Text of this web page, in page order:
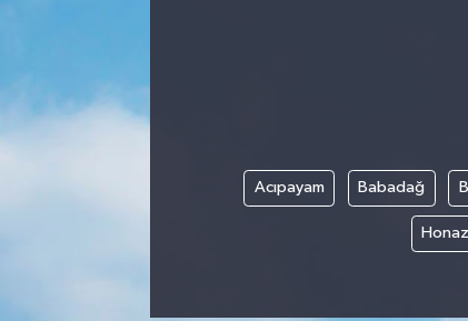
Acıpayam Babadağ
Honaz